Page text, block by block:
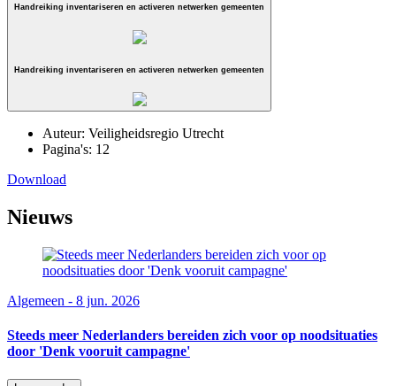
Handreiking inventariseren en activeren netwerken gemeenten
Handreiking inventariseren en activeren netwerken gemeenten
Auteur: Veiligheidsregio Utrecht
Pagina's: 12
Download
Nieuws
Algemeen - 8 jun. 2026
Steeds meer Nederlanders bereiden zich voor op noodsituaties
door 'Denk vooruit campagne'